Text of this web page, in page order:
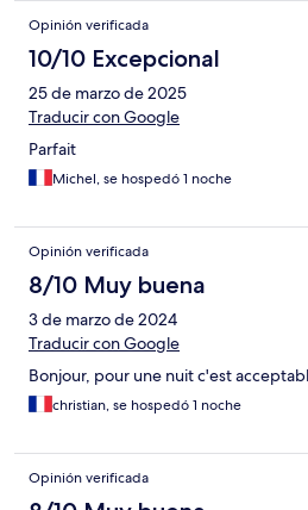
Opinión verificada
10/10 Excepcional
25 de marzo de 2025
Traducir con Google
Parfait
Michel, se hospedó 1 noche
Opinión verificada
8/10 Muy buena
3 de marzo de 2024
Traducir con Google
Bonjour, pour une nuit c'est
christian, se hospedó 1 noche
Opinión verificada